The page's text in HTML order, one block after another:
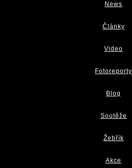
News
Články
Video
Fotoreporty
Blog
Soutěže
Žebřík
Akce